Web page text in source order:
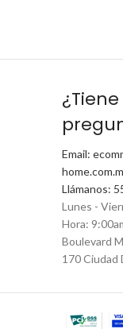
Email:
Llámanos:
Lunes -
Hora:
Boulevard
170 Ciudad